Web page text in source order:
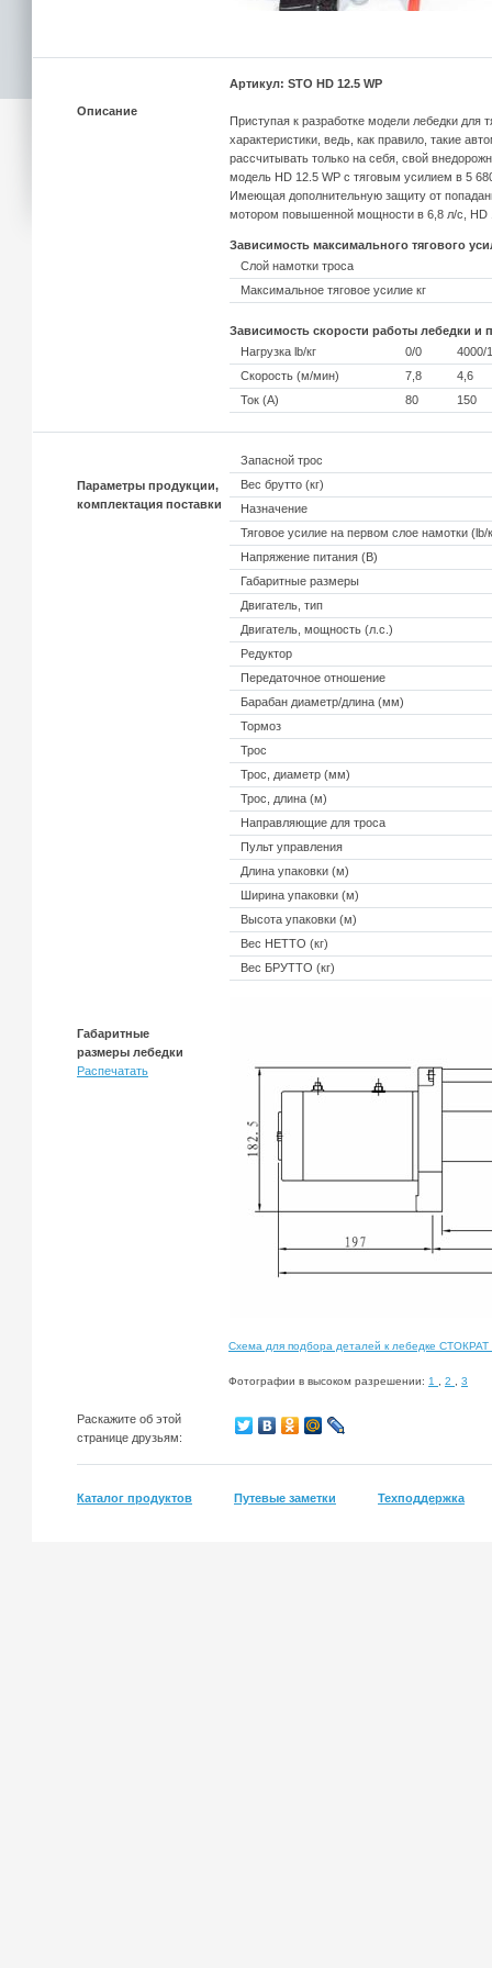
Описание
Артикул: STO HD 12.5 WP
Приступая к разработке модели лебедки для
характеристики, ведь, как правило, такие
рассчитывать только на себя, свой
модель HD 12.5 WP с тяговым усилием в 5
Имеющая дополнительную защиту от
мотором повышенной мощности в 6,8 л/с, HD
Зависимость максимального тягового
Слой намотки троса
Максимальное тяговое усилие кг
Зависимость скорости работы лебедки и
Нагрузка lb/кг
0/0
4000/
Скорость (м/мин)
7,8
4,6
Ток (А)
80 150
Параметры продукции,
комплектация поставки
Запасной трос
Вес брутто (кг)
Назначение
Тяговое усилие на первом слое намотки (lb/
Напряжение питания (В)
Габаритные размеры
Двигатель, тип
Двигатель, мощность (л.с.)
Редуктор
Передаточное отношение
Барабан диаметр/длина (мм)
Тормоз
Трос
Трос, диаметр (мм)
Трос, длина (м)
Направляющие для троса
Пульт управления
Длина упаковки (м)
Ширина упаковки (м)
Высота упаковки (м)
Вес НЕТТО (кг)
Вес БРУТТО (кг)
Габаритные
размеры лебедки
Распечатать
Схема для подбора деталей к лебедке СТОКРАТ
Фотографии в высоком разрешении: 1 2 3
Раскажите об этой
странице друзьям:
Каталог продуктов Путевые заметки Техподдержка